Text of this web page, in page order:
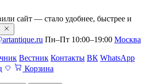
сайт — стало удобнее, быстрее и
Пн–Пт 10:00–19:00 Москва
Вестник Контакты ВК WhatsApp
Корзина